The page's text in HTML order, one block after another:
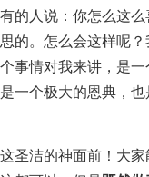
的人说：你怎么这
的。怎么会这样呢
事情对我来讲，是
一个极大的恩典，也
圣洁的神面前！大